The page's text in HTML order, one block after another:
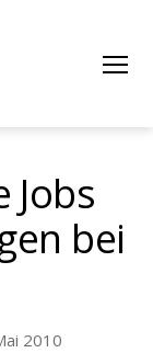
Jobs
bei
2010